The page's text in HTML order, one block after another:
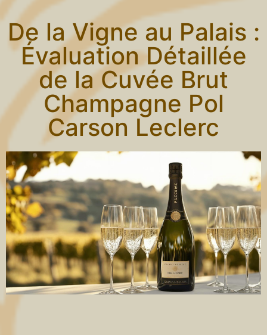
De la Vigne au Palais :
Évaluation Détaillée
de la Cuvée Brut
Champagne Pol
Carson Leclerc